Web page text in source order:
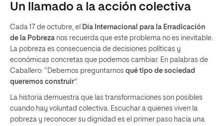
Un llamado a la acción colectiva
Cada 17 de octubre, el Día Internacional para la Erradicación
de la Pobreza nos recuerda que este problema no es inevitable.
La pobreza es consecuencia de decisiones políticas y
económicas concretas que podemos cambiar. En palabras de
Caballero: “Debemos preguntarnos qué tipo de sociedad
queremos construir”.
La historia demuestra que las transformaciones son posibles
cuando hay voluntad colectiva. Escuchar a quienes viven la
pobreza y reconocer su dignidad es el primer paso hacia una